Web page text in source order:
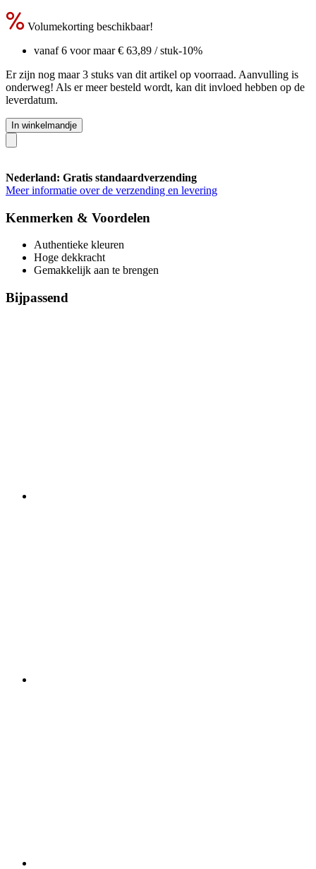
Volumekorting beschikbaar!
vanaf 6 voor maar€ 63,89 / stuk-10%
Er zijn nog maar 3 stuks van dit artikel op voorraad. Aanvulling is
onderweg! Als er meer besteld wordt, kan dit invloed hebben op de
leverdatum.
In winkelmandje
Nederland: Gratis standaardverzending
Meer informatie over de verzending en levering
Kenmerken & Voordelen
Authentieke kleuren
Hoge dekkracht
Gemakkelijk aan te brengen
Bijpassend